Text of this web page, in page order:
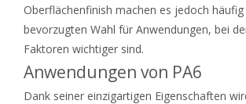
Oberflächenfinish machen es jedoch
bevorzugten Wahl für Anwendungen, bei
Faktoren wichtiger sind.
Anwendungen von PA6
Dank seiner einzigartigen Eigenschaften